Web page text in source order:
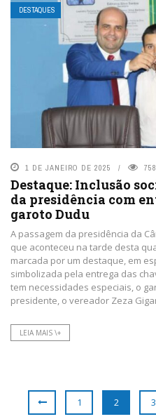
DESTAQUES
1 DE JANEIRO DE 2025 758
Destaque: Inclusão
da presidência com
garoto Dudu
A passagem da presidência da
que aconteceu na tarde desta
marcada por um destaque, em
simbolizada pela entrega das
tem necessidades especiais, o
presidente, o vereador Zeza
LEIA MAIS \+
1 2 3